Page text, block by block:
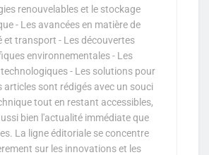
renouvelables et le stockage
- Les avancées en matière de
et transport - Les découvertes
environnementales - Les
- Les solutions pour
articles sont rédigés avec un souci
tout en restant accessibles,
bien l'actualité immédiate que
La ligne éditoriale se concentre
sur les innovations et les